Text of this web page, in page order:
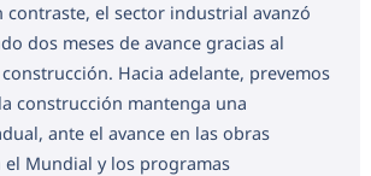
contraste, el sector industrial avanzó
dos meses de avance gracias al
Hacia adelante, prevemos
construcción mantenga una
ante el avance en las obras
el Mundial y los programas